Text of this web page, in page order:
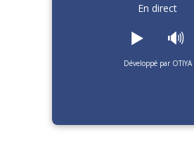
En direct
▶️ 🔊
Développé par OTIYA